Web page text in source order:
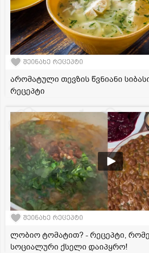
შეინახე რეცეპტი
არომატული თევზის წვნიანი
რეცეპტი
შეინახე რეცეპტი
ლობიო ტომატით? - რეცეპტი,
სოციალური ქსელი დაიპყრო!